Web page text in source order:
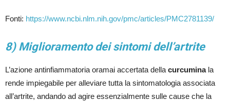
Fonti: https://www.ncbi.nlm.nih.gov/pmc/articles/PMC2781139/
8) Miglioramento dei sintomi dell’artrite
L’azione antinfiammatoria oramai accertata della curcuminala
rende impiegabile per alleviare tutta la sintomatologia associata
all’artrite, andando ad agire essenzialmente sulle cause che la